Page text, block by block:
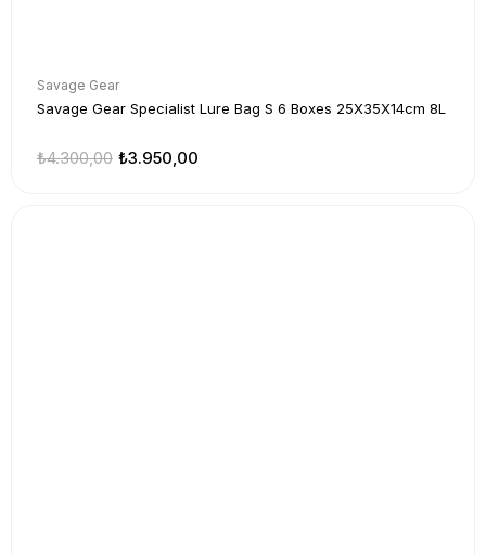
Savage Gear
Savage Gear Specialist Lure Bag S 6 Boxes 25X35X14cm 8L
₺3.950,00
₺4.300,00